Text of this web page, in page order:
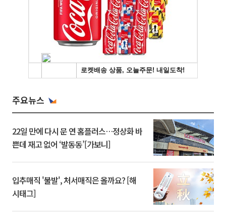
주요뉴스
22일 만에 다시 문 연 홈플러스…정상화 바
쁜데 재고 없어 ‘발동동’[가보니]
입추매직 '불발', 처서매직은 올까요? [해
시태그]